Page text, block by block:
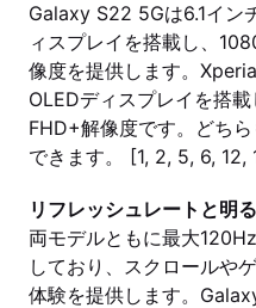
Galaxy S22 5Gは6.1イン
ィスプレイを搭載し、
像度を提供します。
OLEDディスプレイを搭
FHD+解像度です。どち
できます。 [1, 2, 5, 6, 12,
リフレッシュレートと明
両モデルともに最大
しており、スクロールや
体験を提供します。